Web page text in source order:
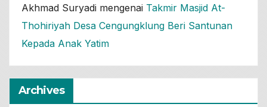
Akhmad Suryadi mengenai Takmir Masjid At-
Thohiriyah Desa Cengungklung Beri Santunan
Kepada Anak Yatim
Archives